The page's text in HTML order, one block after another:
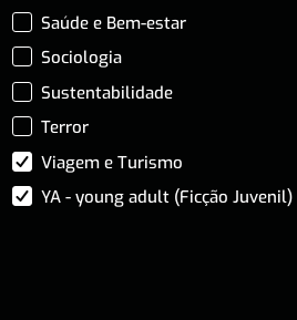
Saúde e Bem-estar
Sociologia
Sustentabilidade
Terror
Viagem e Turismo
YA - young adult (Ficção Juvenil)